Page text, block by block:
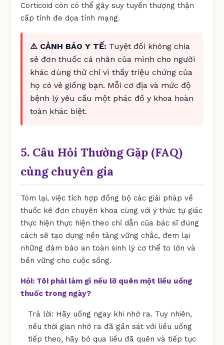
Corticoid còn có thể gây suy tuyến thượng thận
cấp tính đe dọa tính mạng.
⚠️ CẢNH BÁO Y TẾ: Tuyệt đối không chia
sẻ đơn thuốc cá nhân của mình cho người
khác dùng thử chỉ vì thấy triệu chứng của
họ có vẻ giống bạn. Mỗi cơ địa và mức độ
bệnh lý yêu cầu một phác đồ y khoa hoàn
toàn khác biệt.
5. Câu Hỏi Thường Gặp (FAQ)
cùng chuyên gia
Tóm lại, việc tích hợp đồng bộ các giải pháp về
thuốc kê đơn chuyên khoa cùng với ý thức tự giác
thực hiện thực hiện theo chỉ dẫn của bác sĩ đúng
cách sẽ tạo dựng nền tảng vững chắc, đem lại
những đảm bảo an toàn sinh lý cơ thể to lớn và
bền vững cho cuộc sống.
Hỏi: Tôi phải làm gì nếu lỡ quên một liều uống
thuốc trong ngày?
Trả lời: Hãy uống ngay khi nhớ ra. Tuy nhiên,
nếu thời gian nhớ ra đã gần sát với liều uống
tiếp theo, hãy bỏ qua liều đã quên và tiếp tục